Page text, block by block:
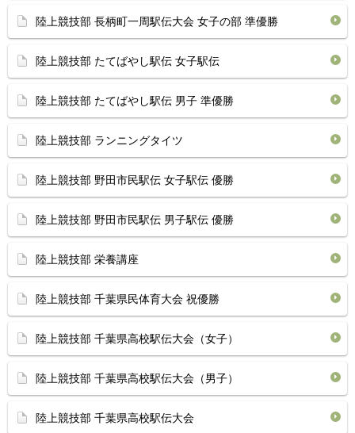
陸上競技部 長柄町一周駅伝大会 女子の部 準優勝
陸上競技部 たてばやし駅伝 女子駅伝
陸上競技部 たてばやし駅伝 男子 準優勝
陸上競技部 ランニングタイツ
陸上競技部 野田市民駅伝 女子駅伝 優勝
陸上競技部 野田市民駅伝 男子駅伝 優勝
陸上競技部 栄養講座
陸上競技部 千葉県民体育大会 祝優勝
陸上競技部 千葉県高校駅伝大会（女子）
陸上競技部 千葉県高校駅伝大会（男子）
陸上競技部 千葉県高校駅伝大会